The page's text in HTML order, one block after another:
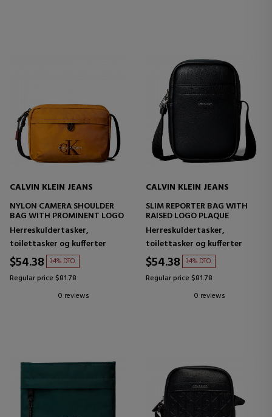
CALVIN KLEIN JEANS
NYLON CAMERA SHOULDER
BAG WITH PROMINENT LOGO
Herreskuldertasker,
toilettasker og kufferter
$54.38 34% DTO.
Regular price $81.78
0 reviews
CALVIN KLEIN JEANS
SLIM REPORTER BAG WITH
RAISED LOGO PLAQUE
Herreskuldertasker,
toilettasker og kufferter
$54.38 34% DTO.
Regular price $81.78
0 reviews